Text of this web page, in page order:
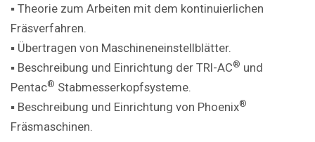
▪ Theorie zum Arbeiten mit dem kontinuierlichen
Fräsverfahren.
▪ Übertragen von Maschineneinstellblätter.
▪ Beschreibung und Einrichtung der TRI-AC® und
Pentac® Stabmesserkopfsysteme.
▪ Beschreibung und Einrichtung von Phoenix®
Fräsmaschinen.